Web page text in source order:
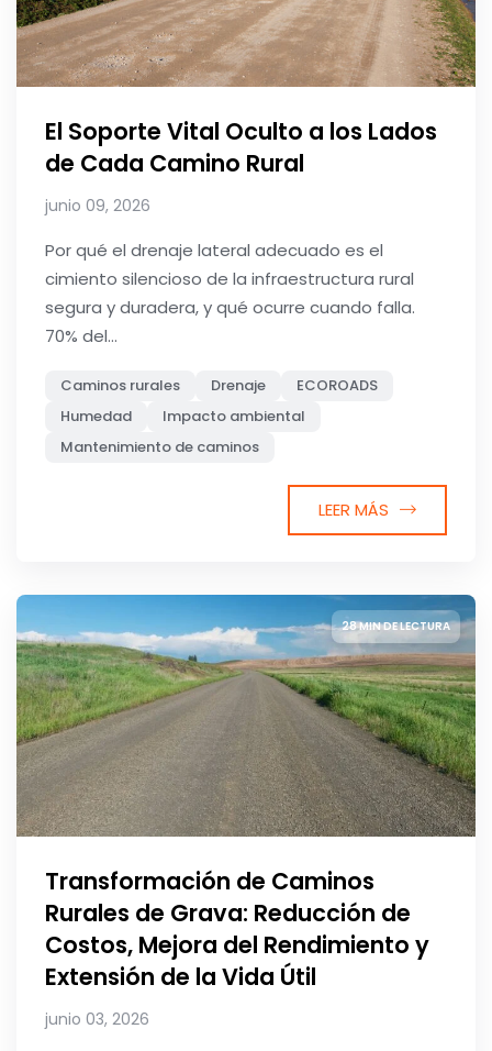
El Soporte Vital Oculto a los Lados
de Cada Camino Rural
junio 09, 2026
Por qué el drenaje lateral adecuado es el
cimiento silencioso de la infraestructura rural
segura y duradera, y qué ocurre cuando falla.
70% del...
Caminos rurales Drenaje
ECOROADS
Humedad
Impacto ambiental
Mantenimiento de caminos
LEER MÁS
28 MIN DE LECTURA
Transformación de Caminos
Rurales de Grava: Reducción de
Costos, Mejora del Rendimiento y
Extensión de la Vida Útil
junio 03, 2026